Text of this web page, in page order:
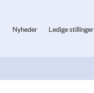
Nyheder Ledige stillinger